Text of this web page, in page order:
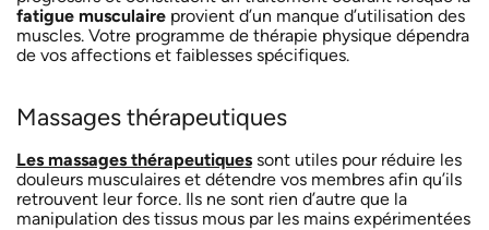
fatigue musculaire provient d’un manque d’utilisation des
muscles. Votre programme de thérapie physique dépendra
de vos affections et faiblesses spécifiques.
Massages thérapeutiques
Les massages thérapeutiquessont utiles pour réduire les
douleurs musculaires et détendre vos membres afin qu’ils
retrouvent leur force. Ils ne sont rien d’autre que la
manipulation des tissus mous par les mains expérimentées